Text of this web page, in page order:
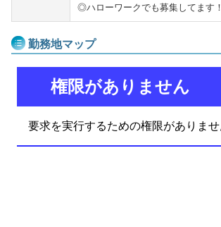
◎ハローワークでも募集してます！
勤務地マップ